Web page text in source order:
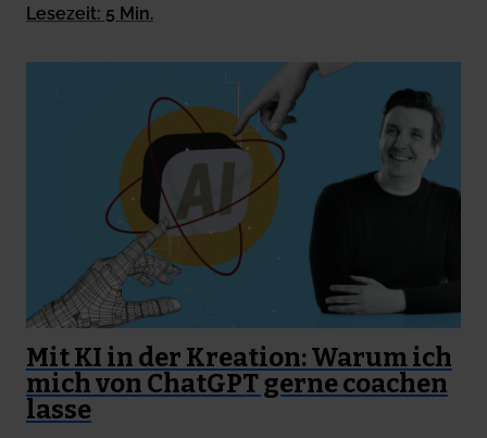
Lesezeit: 5 Min.
Mit KI in der Kreation: Warum ich
mich von ChatGPT gerne coachen
lasse